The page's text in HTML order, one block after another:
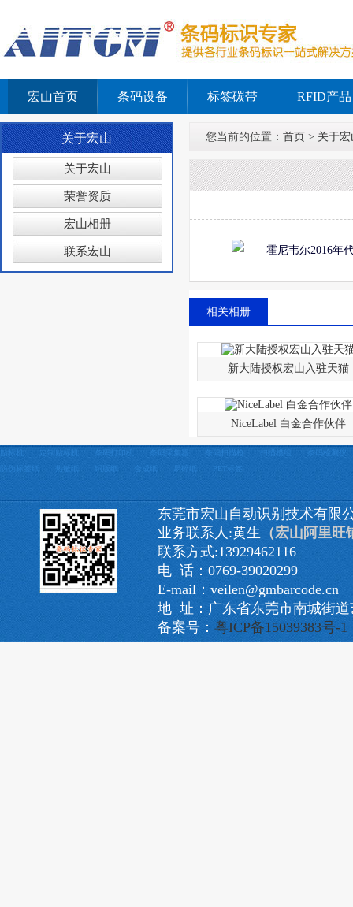
宏山首页 条码设备 标签碳带 RFID产品
关于宏山
关于宏山
荣誉资质
宏山相册
联系宏山
您当前的位置： 首页 > 关于宏
相关相册
新大陆授权宏山入驻天猫
NiceLabel 白金合作伙伴
贴标机 定制贴标机 条码打印机 条码采集器 条码扫描枪 扫描模组
条码检测仪
防伪标签纸
热敏纸 合成纸 PET标签
东莞市宏山自动识别技术有限
业务联系人:黄生 （宏山阿里旺
联系方式:13929462116
电 话：0769-39020299
E-mail：veilen@gmbarcode.cn
地 址：广东省东莞市南城街
备案号： 粤ICP备15039383号-1